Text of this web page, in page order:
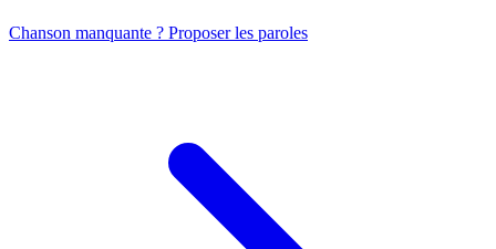
Chanson manquante ? Proposer les paroles